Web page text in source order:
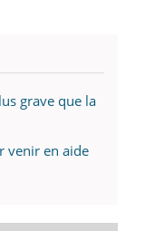
grave que la
venir en aide